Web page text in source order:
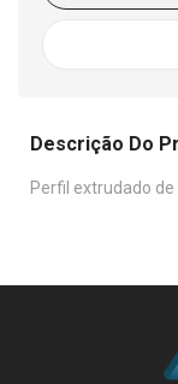
Descrição Do
Perfil extrudado de